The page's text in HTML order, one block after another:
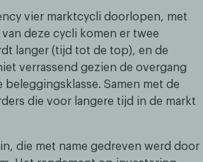
vier marktcycli doorlopen, met
deze cycli komen er twee
langer (tijd tot de top), en de
verrassend gezien de overgang
Samen met de
die voor langere tijd in de markt
die met name gedreven werd door